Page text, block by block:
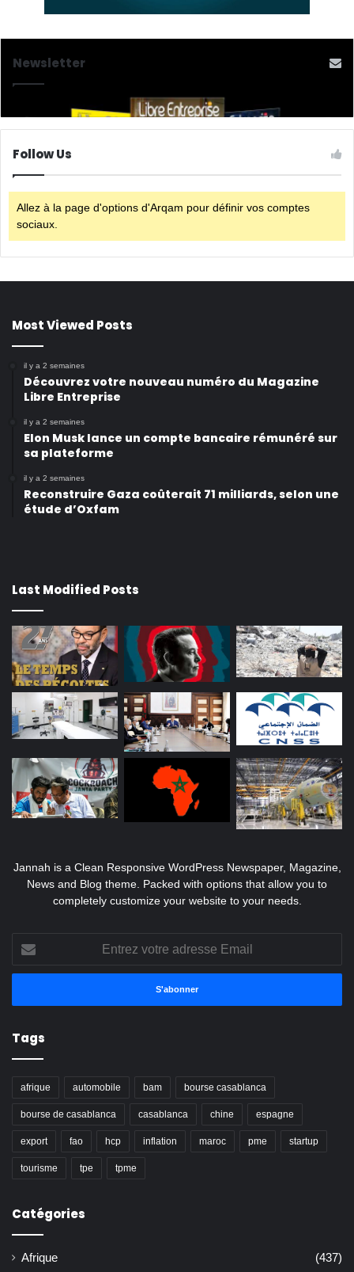
Newsletter
Follow Us
Allez à la page d'options d'Arqam pour définir vos comptes
sociaux.
Most Viewed Posts
il y a 2 semaines
Découvrez votre nouveau numéro du Magazine
Libre Entreprise
il y a 2 semaines
Elon Musk lance un compte bancaire rémunéré sur
sa plateforme
il y a 2 semaines
Reconstruire Gaza coûterait 71 milliards, selon une
étude d’Oxfam
Last Modified Posts
Jannah is a Clean Responsive WordPress Newspaper, Magazine,
News and Blog theme. Packed with options that allow you to
completely customize your website to your needs.
votre
adresse
Tags
afrique automobile bam bourse casablanca
bourse de casablanca casablanca chine espagne
export fao hcp inflation maroc pme startup
tourisme tpe tpme
Catégories
Afrique
(437)